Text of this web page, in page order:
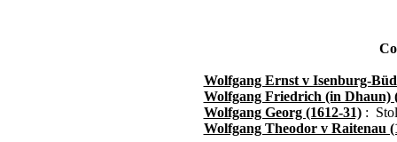
Wolfgang Ernst v Isenburg-
Wolfgang Friedrich (in Dhaun)
Wolfgang Georg (1612-31):
Wolfgang Theodor v Raitenau